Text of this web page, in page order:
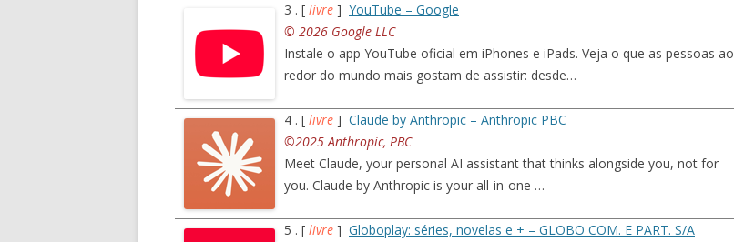
3 . [ livre ] YouTube – Google
© 2026 Google LLC
Instale o app YouTube oficial em iPhones e iPads. Veja o que as pessoas ao
redor do mundo mais gostam de assistir: desde…
4 . [ livre ] Claude by Anthropic – Anthropic PBC
©2025 Anthropic, PBC
Meet Claude, your personal AI assistant that thinks alongside you, not for
you. Claude by Anthropic is your all-in-one …
5 . [ livre ] Globoplay: séries, novelas e + – GLOBO COM. E PART. S/A